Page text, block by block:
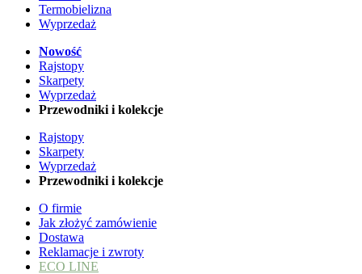
Termobielizna
Wyprzedaż
Nowość
Rajstopy
Skarpety
Wyprzedaż
Przewodniki i kolekcje
Rajstopy
Skarpety
Wyprzedaż
Przewodniki i kolekcje
O firmie
Jak złożyć zamówienie
Dostawa
Reklamacje i zwroty
ECO LINE